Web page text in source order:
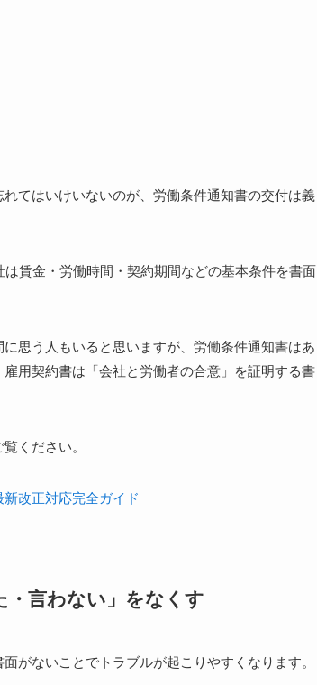
てはいけいないのが、労働条件通知書の交付は義
賃金・労働時間・契約期間などの基本条件を書面
思う人もいると思いますが、労働条件通知書はあ
用契約書は「会社と労働者の合意」を証明する書
ください。
改正対応完全ガイド
・言わない」をなくす
がないことでトラブルが起こりやすくなります。